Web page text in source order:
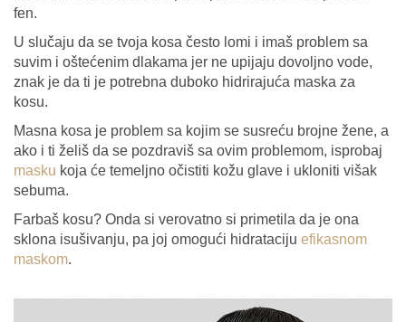
fen.
U slučaju da se tvoja kosa često lomi i imaš problem sa
suvim i oštećenim dlakama jer ne upijaju dovoljno vode,
znak je da ti je potrebna duboko hidrirajuća maska za
kosu.
Masna kosa je problem sa kojim se susreću brojne žene, a
ako i ti želiš da se pozdraviš sa ovim problemom, isprobaj
masku koja će temeljno očistiti kožu glave i ukloniti višak
sebuma.
Farbaš kosu? Onda si verovatno si primetila da je ona
sklona isušivanju, pa joj omogući hidrataciju efikasnom
maskom.